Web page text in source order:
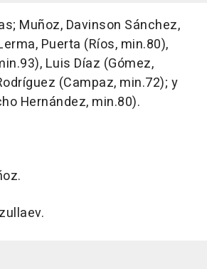
Muñoz, Davinson Sánchez,
Puerta (Ríos, min.80),
Luis Díaz (Gómez,
(Campaz, min.72); y
Hernández, min.80).